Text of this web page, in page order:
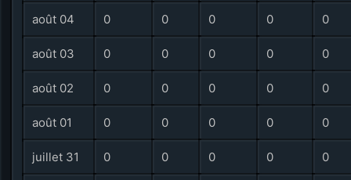
août 04 0 0 0 0 0
août 03 0 0 0 0 0
août 02 0 0 0 0 0
août 01 0 0 0 0 0
juillet 31 0 0 0 0 0